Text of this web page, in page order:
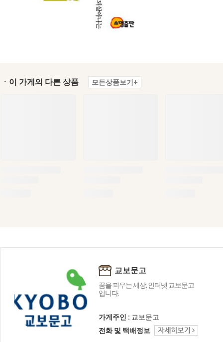
ㆍ이 가게의 다른 상품 모든상품보기+
교보문고
꿈을 피우는 세상, 인터넷 교보문고
입니다.
가게주인 : 교보문고
전화 및 택배정보